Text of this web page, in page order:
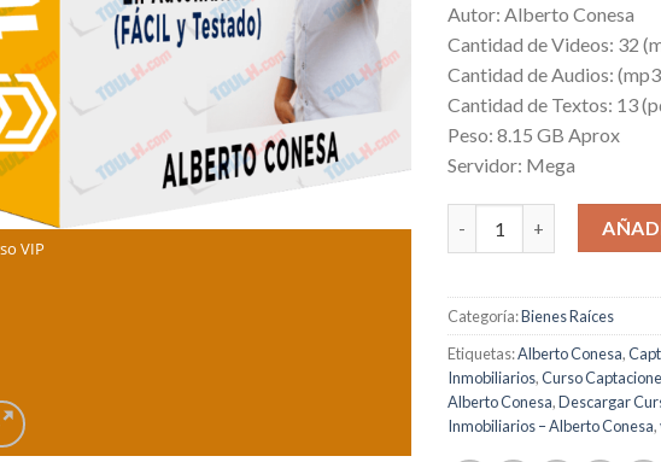
VIP
Autor: Alberto Conesa
Cantidad de Videos: 32
Cantidad de Audios:
Cantidad de Textos: 13
Peso: 8.15 GB Aprox
Servidor: Mega
Captaciones
Categoría:Bienes Raíces
Etiquetas:Alberto Conesa,
Inmobiliarios,Curso
Alberto Conesa,Descargar
Inmobiliarios – Alberto Conesa,